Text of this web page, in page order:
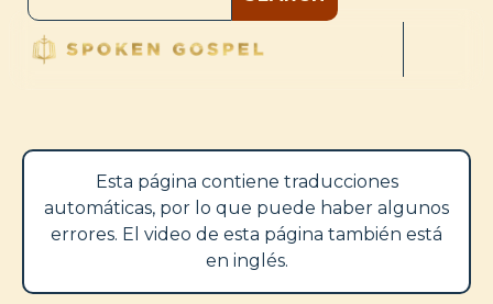
Esta página contiene traducciones
automáticas, por lo que puede haber algunos
errores. El video de esta página también está
en inglés.